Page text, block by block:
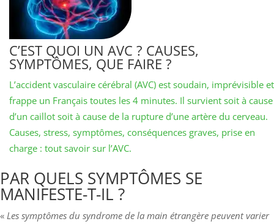
C’EST QUOI UN AVC ? CAUSES,
SYMPTÔMES, QUE FAIRE ?
L’accident vasculaire cérébral (AVC) est soudain, imprévisible et
frappe un Français toutes les 4 minutes. Il survient soit à cause
d’un caillot soit à cause de la rupture d’une artère du cerveau.
Causes, stress, symptômes, conséquences graves, prise en
charge : tout savoir sur l’AVC.
PAR QUELS SYMPTÔMES SE
MANIFESTE-T-IL ?
« Les symptômes du syndrome de la main étrangère peuvent varier